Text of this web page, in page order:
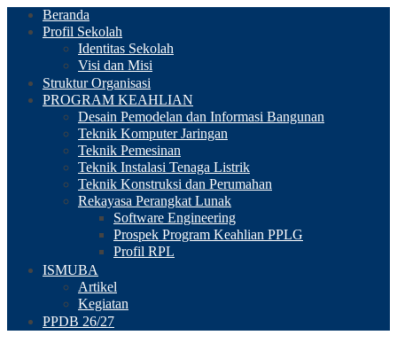
Beranda
Profil Sekolah
Identitas Sekolah
Visi dan Misi
Struktur Organisasi
PROGRAM KEAHLIAN
Desain Pemodelan dan Informasi Bangunan
Teknik Komputer Jaringan
Teknik Pemesinan
Teknik Instalasi Tenaga Listrik
Teknik Konstruksi dan Perumahan
Rekayasa Perangkat Lunak
Software Engineering
Prospek Program Keahlian PPLG
Profil RPL
ISMUBA
Artikel
Kegiatan
PPDB 26/27